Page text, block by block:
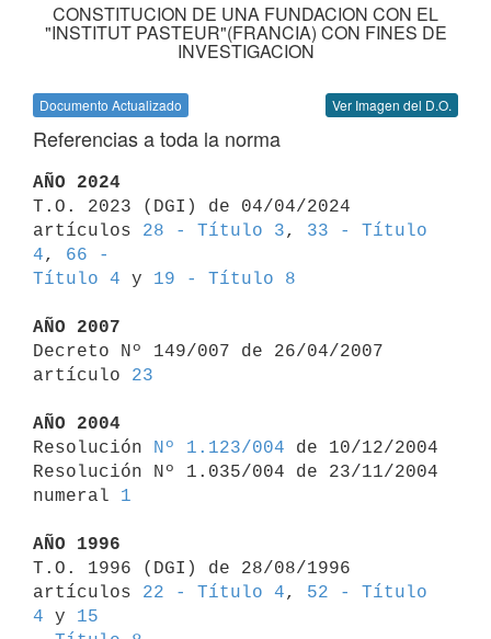
CONSTITUCION DE UNA FUNDACION CON EL
"INSTITUT PASTEUR"(FRANCIA) CON FINES DE
INVESTIGACION
Documento Actualizado Ver Imagen del D.O.
Referencias a toda la norma
AÑO 2024
T.O. 2023 (DGI) de 04/04/2024
artículos 28 - Título 3, 33 - Título
4, 66 -
Título 4 y 19 - Título 8
AÑO 2007
Decreto Nº 149/007 de 26/04/2007
artículo 23
AÑO 2004
Resolución
Nº 1.123/004 de 10/12/2004
Resolución Nº 1.035/004 de 23/11/2004
numeral 1
AÑO 1996
T.O. 1996 (DGI) de 28/08/1996
artículos 22 - Título 4, 52 - Título
4 y 15